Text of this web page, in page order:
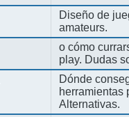
Diseño de
amateurs.
o cómo
play. Dudas
Dónde
herramientas
Alternativas.